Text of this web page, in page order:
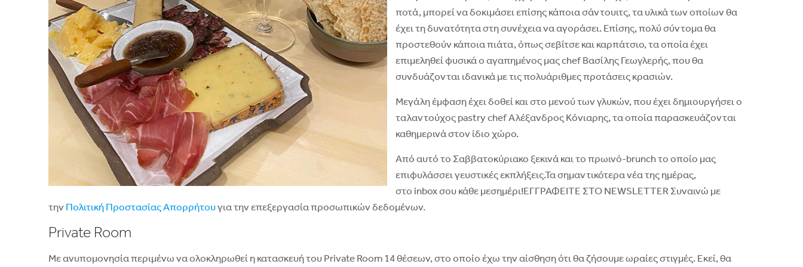
ποτά, μπορεί να δοκιμάσει επίσης κάποια σάντουιτς, τα υλικά των οποίων θα
έχει τη δυνατότητα στη συνέχεια να αγοράσει. Επίσης, πολύ σύντομα θα
προστεθούν κάποια πιάτα, όπως σεβίτσε και καρπάτσιο, τα οποία έχει
επιμεληθεί φυσικά ο αγαπημένος μας chef Βασίλης Γεωγλερής, που θα
συνδυάζονται ιδανικά με τις πολυάριθμες προτάσεις κρασιών.
Μεγάλη έμφαση έχει δοθεί και στο μενού των γλυκών, που έχει δημιουργήσει ο
ταλαντούχος pastry chef Αλέξανδρος Κόνιαρης, τα οποία παρασκευάζονται
καθημερινά στον ίδιο χώρο.
Από αυτό το Σαββατοκύριακο ξεκινά και το πρωινό-brunch το οποίο μας
επιφυλάσσει γευστικές εκπλήξεις.Τα σημαντικότερα νέα της ημέρας,
στο inbox σου κάθε μεσημέρι!ΕΓΓΡΑΦΕΙΤΕ ΣΤΟ NEWSLETTER Συναινώ με
την Πολιτική Προστασίας Απορρήτουγια την επεξεργασία προσωπικών δεδομένων.
Private Room
Με ανυπομονησία περιμένω να ολοκληρωθεί η κατασκευή του Private Room 14 θέσεων, στο οποίο έχω την αίσθηση ότι θα ζήσουμε ωραίες στιγμές. Εκεί, θα